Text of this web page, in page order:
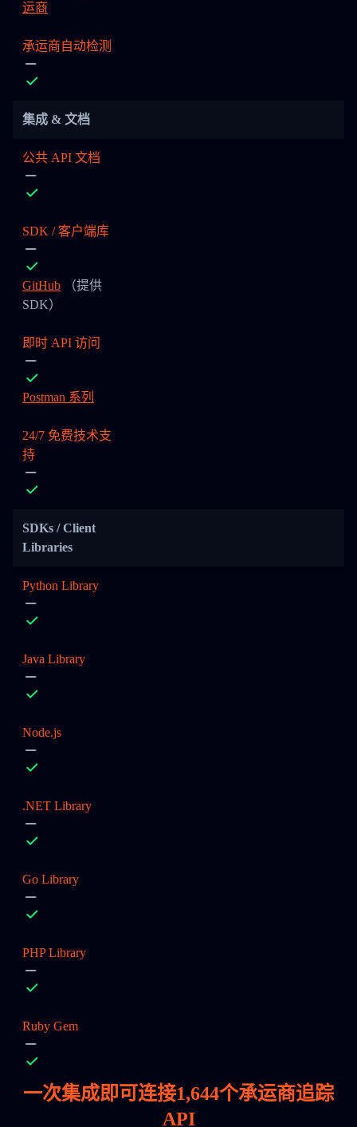
运商
承运商自动检测
集成 & 文档
公共 API 文档
SDK / 客户端库
GitHub （提供
SDK）
即时 API 访问
Postman 系列
24/7 免费技术支
持
SDKs / Client
Libraries
Python Library
Java Library
Node.js
.NET Library
Go Library
PHP Library
Ruby Gem
一次集成即可连接1,644个承运商追踪
API